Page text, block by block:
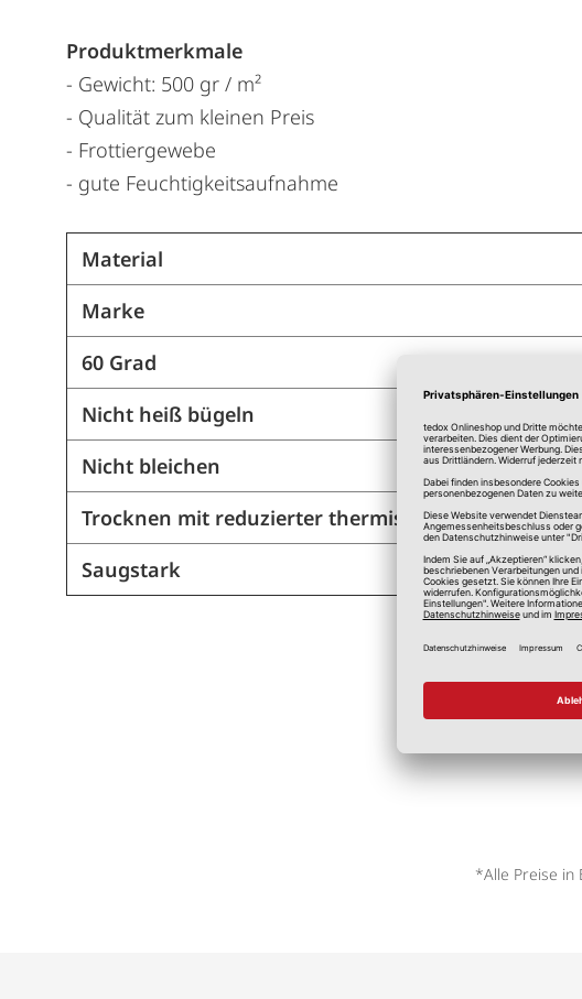
Produktmerkmale
- Gewicht: 500 gr / m²
- Qualität zum kleinen Preis
- Frottiergewebe
- gute Feuchtigkeitsaufnahme
Material
Marke
60 Grad
Nicht heiß bügeln
Nicht bleichen
Trocknen mit reduzierter thermischer
Saugstark
*Alle Preise in